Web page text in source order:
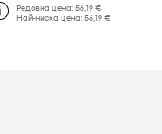
Редовна цена: 56,19 €
Най-ниска цена: 56,19 €